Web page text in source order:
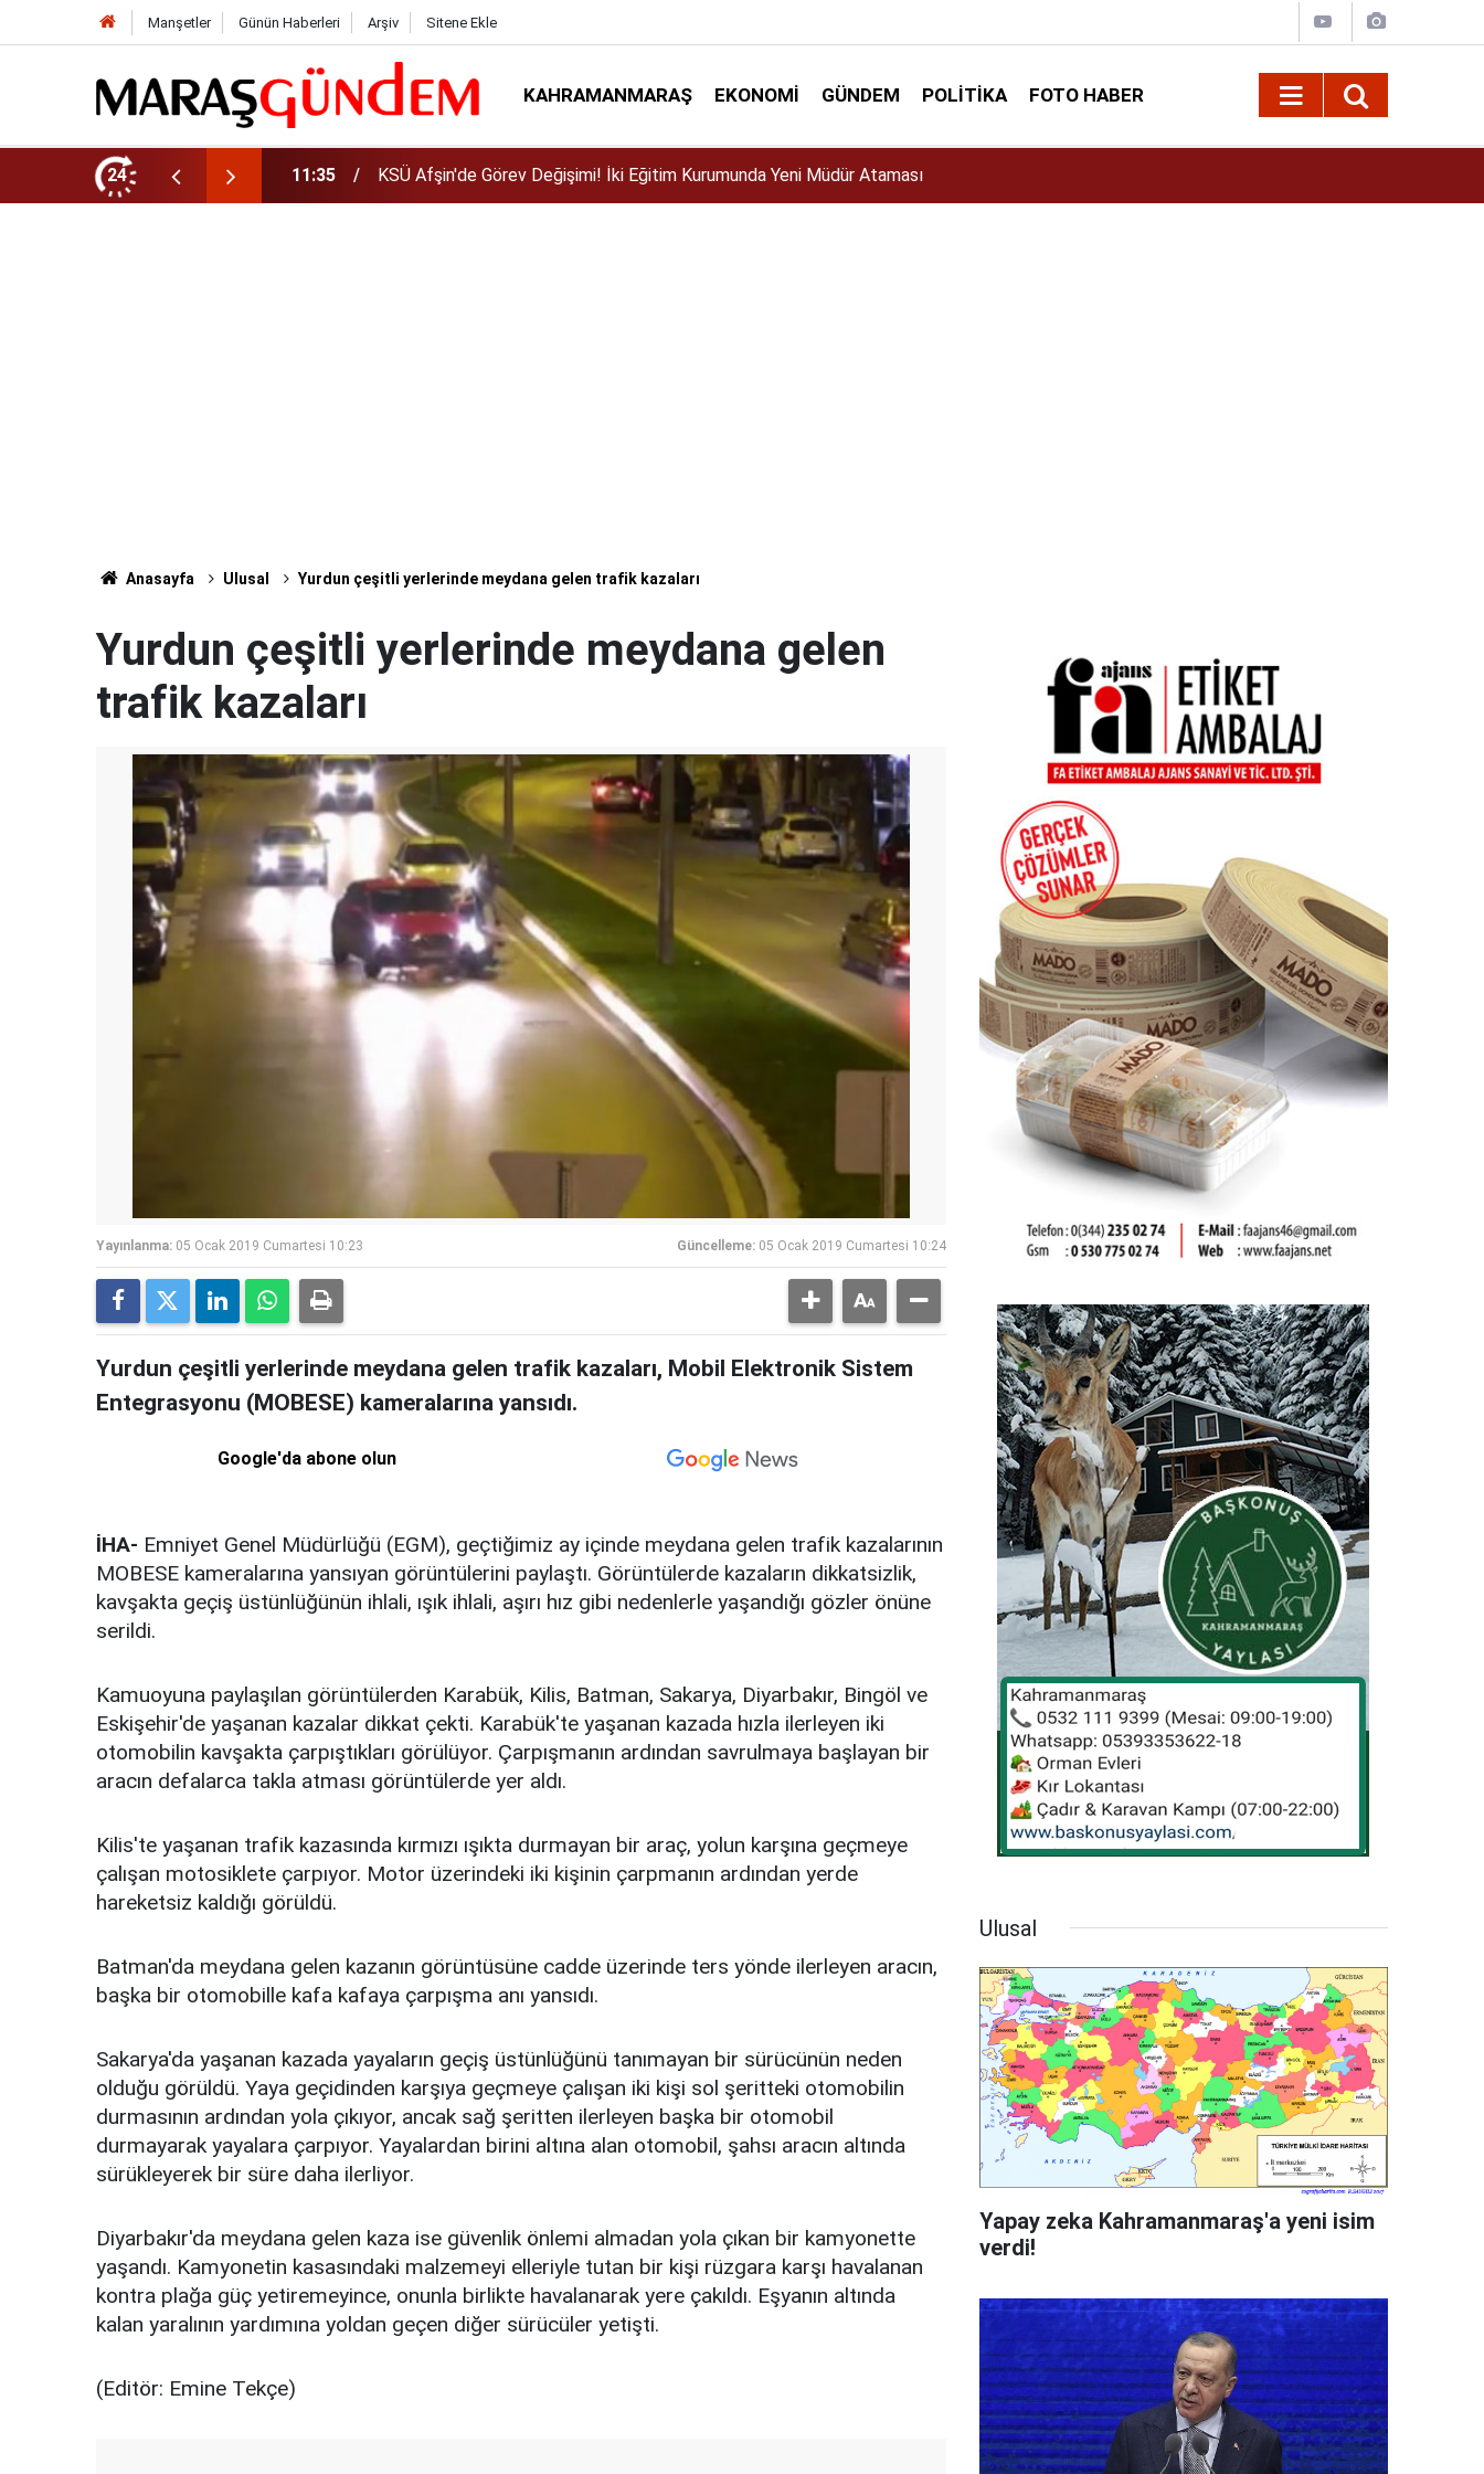
Manşetler Günün Haberleri Arşiv Sitene Ekle
KAHRAMANMARAŞ EKONOMI GÜNDEM POLITIKA FOTO HABER
24
Müdür Ataması 10:14 Funda Arar konser için Kahramanmaraş’a geliyor!
Anasayfa Ulusal Yurdun çeşitli yerlerinde meydana gelen trafik kazaları
Yurdun çeşitli yerlerinde meydana gelen
trafik kazaları
Yayınlanma: 05 Ocak 2019 Cumartesi 10:23 Güncelleme: 05 Ocak 2019 Cumartesi 10:24
Yurdun çeşitli yerlerinde meydana gelen trafik kazaları, Mobil Elektronik Sistem
Entegrasyonu (MOBESE) kameralarına yansıdı.
Google'da abone olun
İHA- Emniyet Genel Müdürlüğü (EGM), geçtiğimiz ay içinde meydana gelen trafik kazalarının
MOBESE kameralarına yansıyan görüntülerini paylaştı. Görüntülerde kazaların dikkatsizlik,
kavşakta geçiş üstünlüğünün ihlali, ışık ihlali, aşırı hız gibi nedenlerle yaşandığı gözler önüne
serildi.
Kamuoyuna paylaşılan görüntülerden Karabük, Kilis, Batman, Sakarya, Diyarbakır, Bingöl ve
Eskişehir'de yaşanan kazalar dikkat çekti. Karabük'te yaşanan kazada hızla ilerleyen iki
otomobilin kavşakta çarpıştıkları görülüyor. Çarpışmanın ardından savrulmaya başlayan bir
aracın defalarca takla atması görüntülerde yer aldı.
Kilis'te yaşanan trafik kazasında kırmızı ışıkta durmayan bir araç, yolun karşına geçmeye
çalışan motosiklete çarpıyor. Motor üzerindeki iki kişinin çarpmanın ardından yerde
hareketsiz kaldığı görüldü.
Batman'da meydana gelen kazanın görüntüsüne cadde üzerinde ters yönde ilerleyen aracın,
başka bir otomobille kafa kafaya çarpışma anı yansıdı.
Sakarya'da yaşanan kazada yayaların geçiş üstünlüğünü tanımayan bir sürücünün neden
olduğu görüldü. Yaya geçidinden karşıya geçmeye çalışan iki kişi sol şeritteki otomobilin
durmasının ardından yola çıkıyor, ancak sağ şeritten ilerleyen başka bir otomobil
durmayarak yayalara çarpıyor. Yayalardan birini altına alan otomobil, şahsı aracın altında
sürükleyerek bir süre daha ilerliyor.
Diyarbakır'da meydana gelen kaza ise güvenlik önlemi almadan yola çıkan bir kamyonette
yaşandı. Kamyonetin kasasındaki malzemeyi elleriyle tutan bir kişi rüzgara karşı havalanan
kontra plağa güç yetiremeyince, onunla birlikte havalanarak yere çakıldı. Eşyanın altında
kalan yaralının yardımına yoldan geçen diğer sürücüler yetişti.
(Editör: Emine Tekçe)
Ulusal
Yapay zeka Kahramanmaraş'a yeni isim
verdi!